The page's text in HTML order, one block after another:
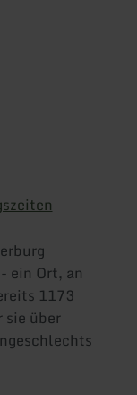
ein Ort, an
1173
über